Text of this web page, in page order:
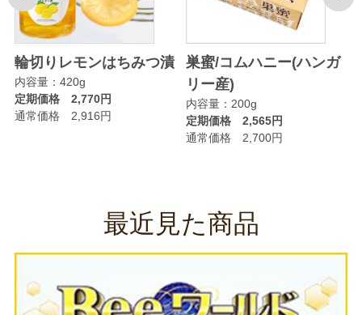
輪切りレモンはちみつ漬
内容量：420g
定期価格 2,770円
通常価格 2,916円
巣蜜/コムハニー(ハンガ
リー産)
内容量：200g
定期価格 2,565円
通常価格 2,700円
最近見た商品